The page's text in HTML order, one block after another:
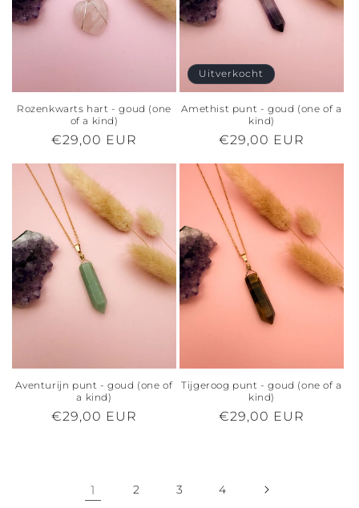
Rozenkwarts hart - goud (one
of a kind)
Normale
€29,00 EUR
Uitverkocht
Amethist punt - goud (one of a
kind)
Normale
€29,00 EUR
Aventurijn punt - goud (one of
a kind)
Normale
€29,00 EUR
Tijgeroog punt - goud (one of a
kind)
Normale
€29,00 EUR
1 2 3 4